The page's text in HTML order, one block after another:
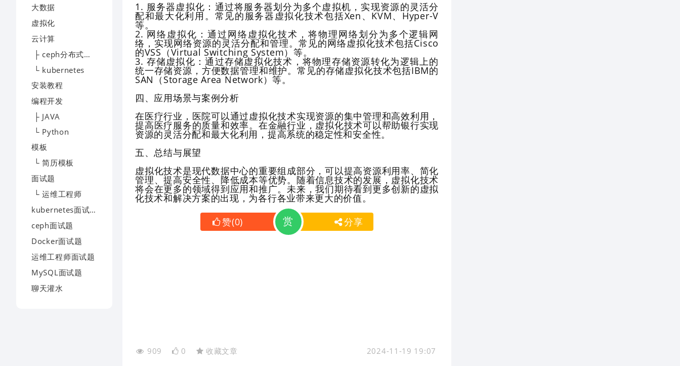
大数据
虚拟化
云计算
├ ceph分布式存储
└ kubernetes
安装教程
编程开发
├ JAVA
└ Python
模板
└ 简历模板
面试题
└ 运维工程师
kubernetes面试题
ceph面试题
Docker面试题
运维工程师面试题
MySQL面试题
聊天灌水
1. 服务器虚拟化：通过将服务器划分为多个虚拟机，实现资源的灵活分
配和最大化利用。常见的服务器虚拟化技术包括Xen、KVM、Hyper-V
等。
2. 网络虚拟化：通过网络虚拟化技术，将物理网络划分为多个逻辑网
络，实现网络资源的灵活分配和管理。常见的网络虚拟化技术包括Cisco
的VSS（Virtual Switching System）等。
3. 存储虚拟化：通过存储虚拟化技术，将物理存储资源转化为逻辑上的
统一存储资源，方便数据管理和维护。常见的存储虚拟化技术包括IBM的
SAN（Storage Area Network）等。
四、应用场景与案例分析
在医疗行业，医院可以通过虚拟化技术实现资源的集中管理和高效利用，
提高医疗服务的质量和效率。在金融行业，虚拟化技术可以帮助银行实现
资源的灵活分配和最大化利用，提高系统的稳定性和安全性。
五、总结与展望
虚拟化技术是现代数据中心的重要组成部分，可以提高资源利用率、简化
管理、提高安全性、降低成本等优势。随着信息技术的发展，虚拟化技术
将会在更多的领域得到应用和推广。未来，我们期待看到更多创新的虚拟
化技术和解决方案的出现，为各行各业带来更大的价值。
赞(0) 赏 分享
909 0 收藏文章 2024-11-19 19:07